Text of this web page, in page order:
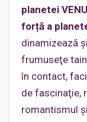
planetei
forță a
dinamizează
frumuseţe
în contact,
de fascinaţie,
romantismul